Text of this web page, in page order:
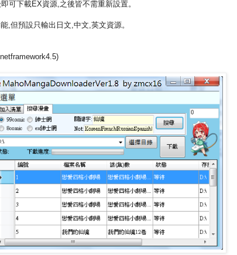
可下載EX資源,之後皆不需重新設置。
,但預設只輸出日文,中文,英文資源。